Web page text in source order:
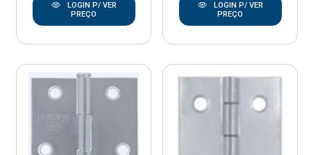
LOGIN P/ VER
PREÇO
LOGIN P/ VER
PREÇO